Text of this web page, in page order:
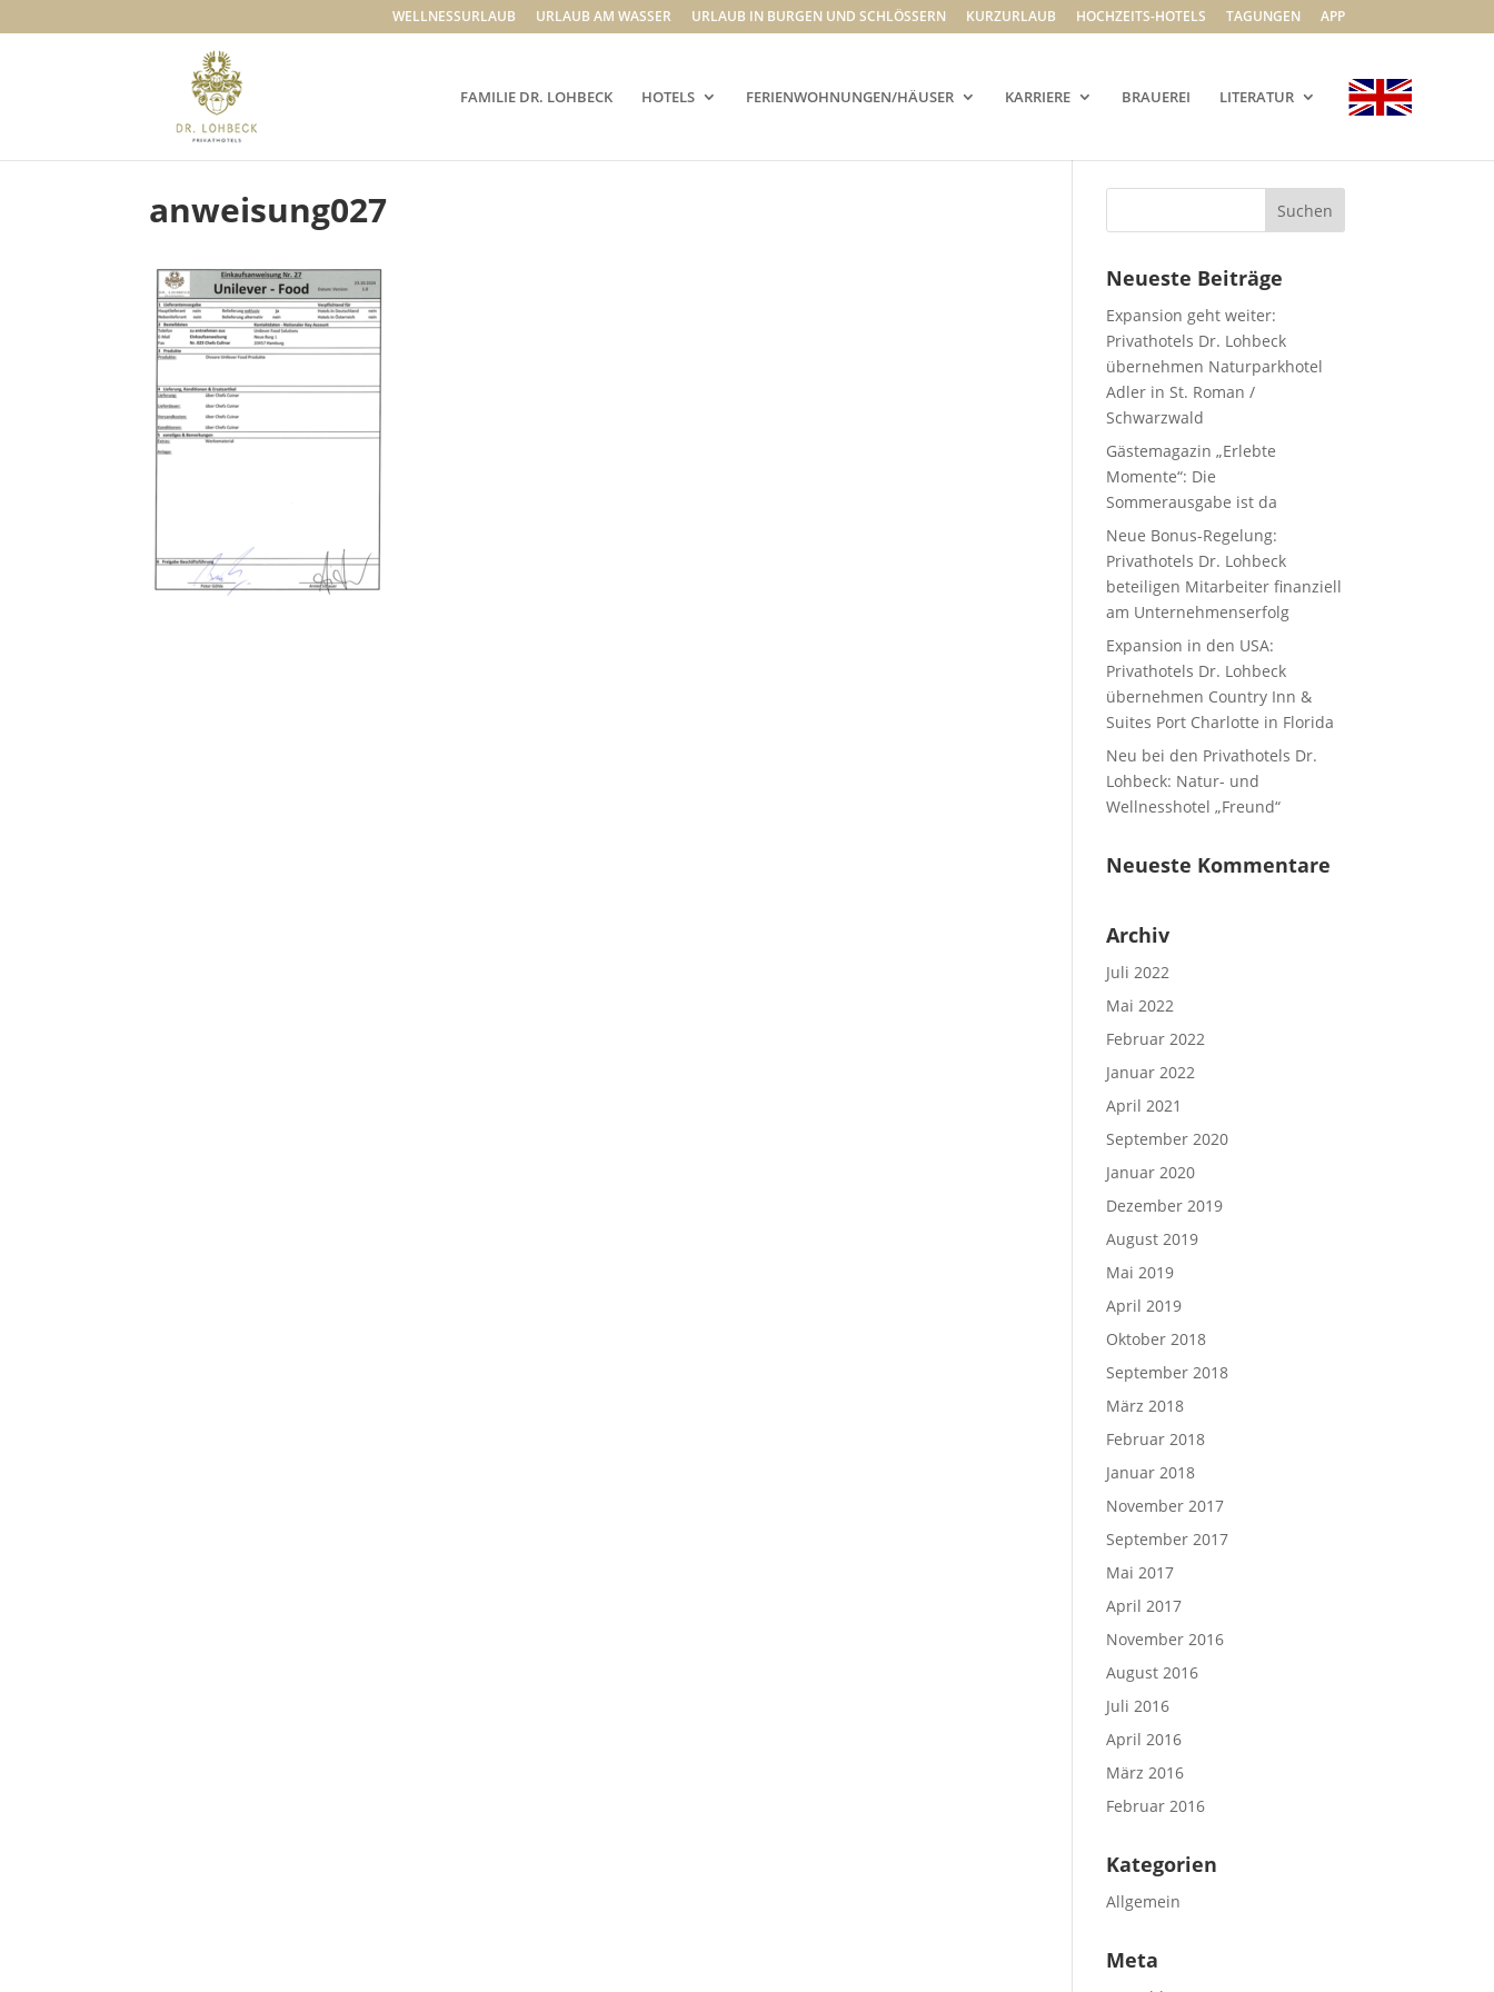
WELLNESSURLAUB URLAUB AM WASSER URLAUB IN BURGEN UND SCHLÖSSERN KURZURLAUB HOCHZEITS-HOTELS TAGUNGEN APP
FAMILIE DR. LOHBECK HOTELS FERIENWOHNUNGEN/HÄUSER KARRIERE BRAUEREI LITERATUR
anweisung027
Neueste Beiträge
Expansion geht weiter:
Privathotels Dr. Lohbeck
übernehmen Naturparkhotel
Adler in St. Roman /
Schwarzwald
Gästemagazin „Erlebte
Momente“: Die
Sommerausgabe ist da
Neue Bonus-Regelung:
Privathotels Dr. Lohbeck
beteiligen Mitarbeiter finanziell
am Unternehmenserfolg
Expansion in den USA:
Privathotels Dr. Lohbeck
übernehmen Country Inn &
Suites Port Charlotte in Florida
Neu bei den Privathotels Dr.
Lohbeck: Natur- und
Wellnesshotel „Freund“
Neueste Kommentare
Archiv
Juli 2022
Mai 2022
Februar 2022
Januar 2022
April 2021
September 2020
Januar 2020
Dezember 2019
August 2019
Mai 2019
April 2019
Oktober 2018
September 2018
März 2018
Februar 2018
Januar 2018
November 2017
September 2017
Mai 2017
April 2017
November 2016
August 2016
Juli 2016
April 2016
März 2016
Februar 2016
Kategorien
Allgemein
Meta